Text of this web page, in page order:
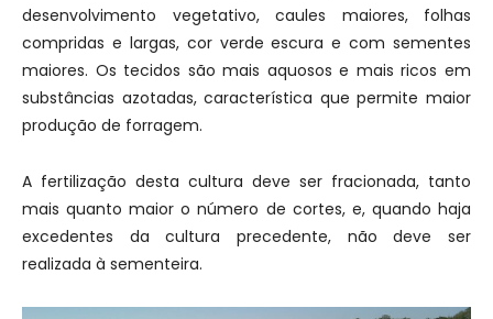
desenvolvimento vegetativo, caules maiores, folhas
compridas e largas, cor verde escura e com sementes
maiores. Os tecidos são mais aquosos e mais ricos em
substâncias azotadas, característica que permite maior
produção de forragem.
A fertilização desta cultura deve ser fracionada, tanto
mais quanto maior o número de cortes, e, quando haja
excedentes da cultura precedente, não deve ser
realizada à sementeira.